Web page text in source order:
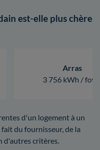
est-elle plus chère
Arras
3 756 kWh /
d'un logement à un
du fournisseur, de la
d'autres critères.